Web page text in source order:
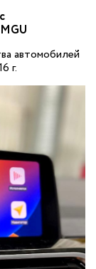
автомобилей
г.